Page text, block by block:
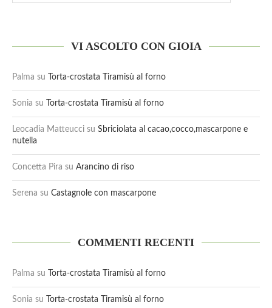
VI ASCOLTO CON GIOIA
Palma su Torta-crostata Tiramisù al forno
Sonia su Torta-crostata Tiramisù al forno
Leocadia Matteucci su Sbriciolata al cacao,cocco,mascarpone e
nutella
Concetta Pira su Arancino di riso
Serena su Castagnole con mascarpone
COMMENTI RECENTI
Palma su Torta-crostata Tiramisù al forno
Sonia su Torta-crostata Tiramisù al forno